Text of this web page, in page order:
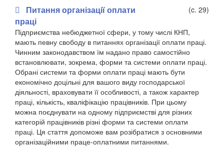
Питання організації оплати
праці
(c. 29)
Підприємства небюджетної сфери, у тому числі КНП,
мають певну свободу в питаннях організації оплати праці.
Чинним законодавством їм надано право самостійно
встановлювати, зокрема, форми та системи оплати праці.
Обрані системи та форми оплати праці мають бути
економічно доцільні для вашого виду господарської
діяльності, враховувати її особливості, а також характер
праці, кількість, кваліфікацію працівників. При цьому
можна поєднувати на одному підприємстві для різних
категорій працівників різні форми та системи оплати
праці. Ця стаття допоможе вам розібратися з основними
організаційними праце-оплатними питаннями.